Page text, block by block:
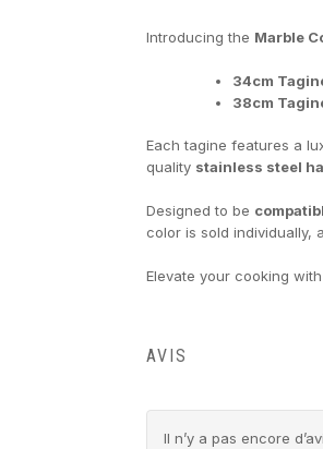
Introducing the Marble
34cm
38cm
Each tagine features a
quality stainless steel
Designed to be
color is sold individually,
Elevate your cooking
AVIS
Il n’y a pas encore